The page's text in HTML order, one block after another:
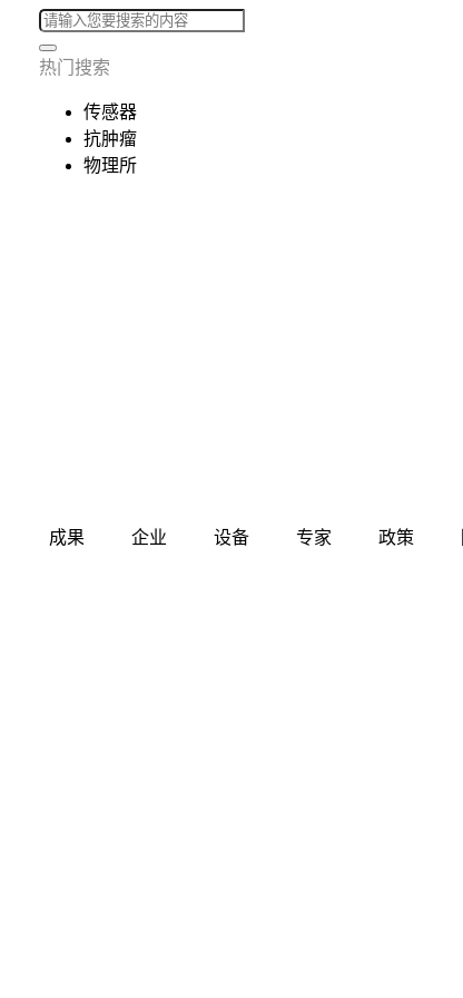
热门搜索
传感器
抗肿瘤
物理所
成果 企业 设备 专家 政策